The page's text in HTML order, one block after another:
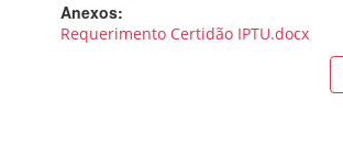
Anexos:
Requerimento Certidão IPTU.docx